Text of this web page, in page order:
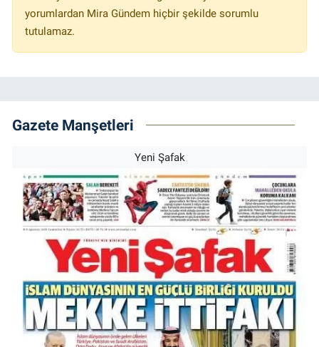
yorumlardan Mira Gündem hiçbir şekilde sorumlu
tutulamaz.
Gazete Manşetleri
Yeni Şafak